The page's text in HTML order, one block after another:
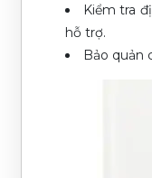
Kiểm tra
hỗ trợ.
Bảo quản